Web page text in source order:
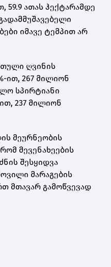
59.9 ათას ჰექტარამდე
იმავე ტემპით არ
ღვინის
ით, 267 მილიონ
სპირტიანი
237 მილიონ
მეურნეობის
მევენახეების
შესყიდვა
მარაგების
მთავარ გამოწვევად